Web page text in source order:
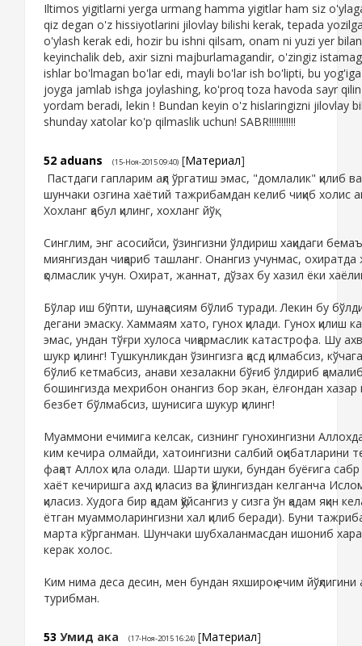
Iltimos yigitlarni yerga urmang hamma yigitlar ham siz
qiz degan o'z hissiyotlarini jilovlay bilishi kerak, tepada
o'ylash kerak edi, hozir bu ishni qilsam, onam ni yuzi yer
keyinchalik deb, axir sizni majburlamagandir, o'zingiz
ishlar bo'lmagan bo'lar edi, mayli bo'lar ish bo'lipti, bu
joyga jamlab ishga joylashing, ko'proq toza havoda sayr
yordam beradi, lekin ! Bundan keyin o'z hislaringizni jilovlay
shunday xatolar ko'p qilmaslik uchun! SABR!!!!!!!!!!!
52 aduans (15-Ноя-2015 09:40) [Материал]
Пастдаги гапларим ақл ўргатиш эмас, "домлалик" қилиб
шунчаки озгина хаётий тажрибамдан келиб чиқиб холис
Хохланг қабул қилинг, хохланг йўқ.
Синглим, энг асосийси, ўзингизни ўлдириш хақидаги
миянгиздан чиқариб ташланг. Онангиз учунмас,
қолмаслик учун. Охират, жаннат, дўзах бу хазил ёки
Бўлар иш бўпти, шунақасиям бўлиб туради. Лекин бу
дегани эмаску. Хаммаям хато, гунох қилади. Гунох қилиш
эмас, ундан тўғри хулоса чиқармаслик катастрофа. Шу
шукр қилинг! Тушкунликдан ўзингизга қасд қилмабсиз,
бўлиб кетмабсиз, анави хезалакни бўғиб ўлдириб
бошингизда мехрибон онангиз бор экан, ёлғондан хазар
безбет бўлмабсиз, шунисига шукур қилинг!
Муаммони ечимига келсак, сизнинг гунохингизни
ким кечира олмайди, хатоингизни салбий оқибатларини
фақат Аллох қила олади. Шарти шуки, бундан буёғига сабр
хаёт кечиришга ахд қиласиз ва қўлингиздан келганча
қиласиз. Худога бир қадам қўйсангиз у сизга ўн қадам яқин
ётган муаммоларингизни хал қилиб беради). Буни
марта кўрганман. Шунчаки шубхаланмасдан ишониб
керак холос.
Ким нима деса десин, мен бундан яхшироқ ечим йўқлигини
турибман.
53 Умид ака (17-Ноя-2015 16:24) [Материал]